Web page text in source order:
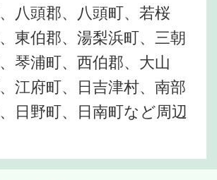
八頭郡、八頭町、若桜
東伯郡、湯梨浜町、三朝
琴浦町、西伯郡、大山
江府町、日吉津村、南部
日野町、日南町など周辺